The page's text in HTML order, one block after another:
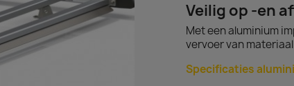
Veilig op -en
Met een aluminium
vervoer van
Specificaties